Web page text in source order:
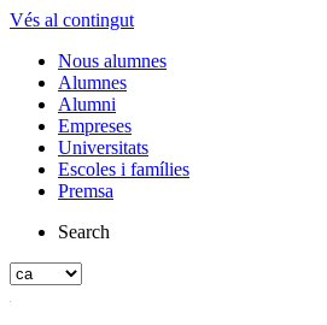
Vés al contingut
Nous alumnes
Alumnes
Alumni
Empreses
Universitats
Escoles i famílies
Premsa
Search